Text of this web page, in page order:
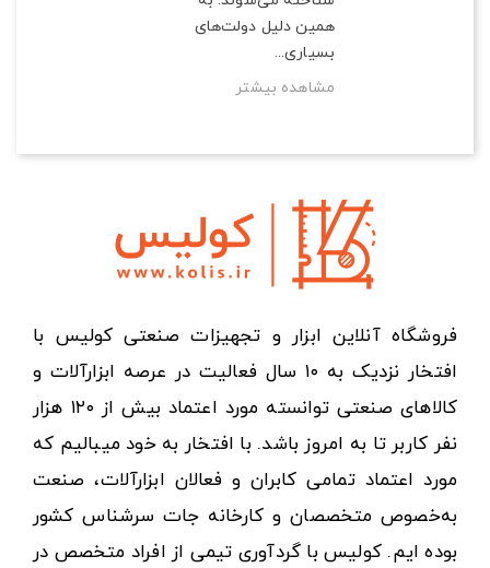
همین دلیل دولت‌های
بسیاری...
مشاهده بیشتر
فروشگاه آنلاین ابزار و تجهیزات صنعتی کولیس با
افتخار نزدیک به ۱۰ سال فعالیت در عرصه ابزارآلات و
کالاهای صنعتی توانسته مورد اعتماد بیش از ۱۲۰ هزار
نفر کاربر تا به امروز باشد. با افتخار به خود میبالیم که
مورد اعتماد تمامی کابران و فعالان ابزارآلات، صنعت
به‌خصوص متخصصان و کارخانه جات سرشناس کشور
بوده ایم. کولیس با گردآوری تیمی از افراد متخصص در